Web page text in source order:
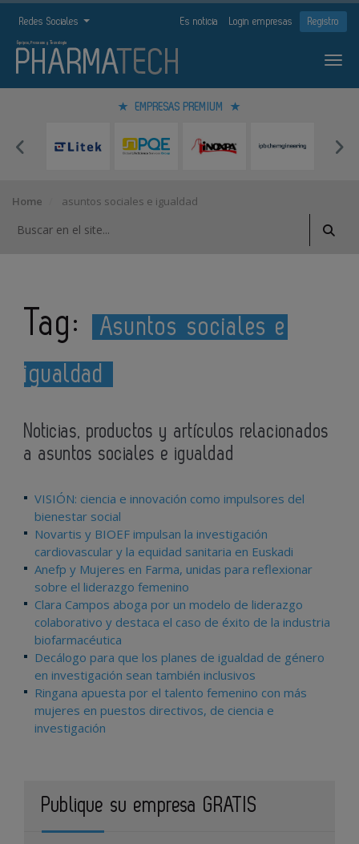
Redes Sociales Es noticia Login empresas Registro
EMPRESAS PREMIUM
Home asuntos sociales e igualdad
Tag:
Asuntos sociales e
igualdad
Noticias, productos y artículos relacionados
a asuntos sociales e igualdad
VISIÓN: ciencia e innovación como impulsores del
bienestar social
Novartis y BIOEF impulsan la investigación
cardiovascular y la equidad sanitaria en Euskadi
Anefp y Mujeres en Farma, unidas para reflexionar
sobre el liderazgo femenino
Clara Campos aboga por un modelo de liderazgo
colaborativo y destaca el caso de éxito de la industria
biofarmacéutica
Decálogo para que los planes de igualdad de género
en investigación sean también inclusivos
Ringana apuesta por el talento femenino con más
mujeres en puestos directivos, de ciencia e
investigación
Publique su empresa GRATIS